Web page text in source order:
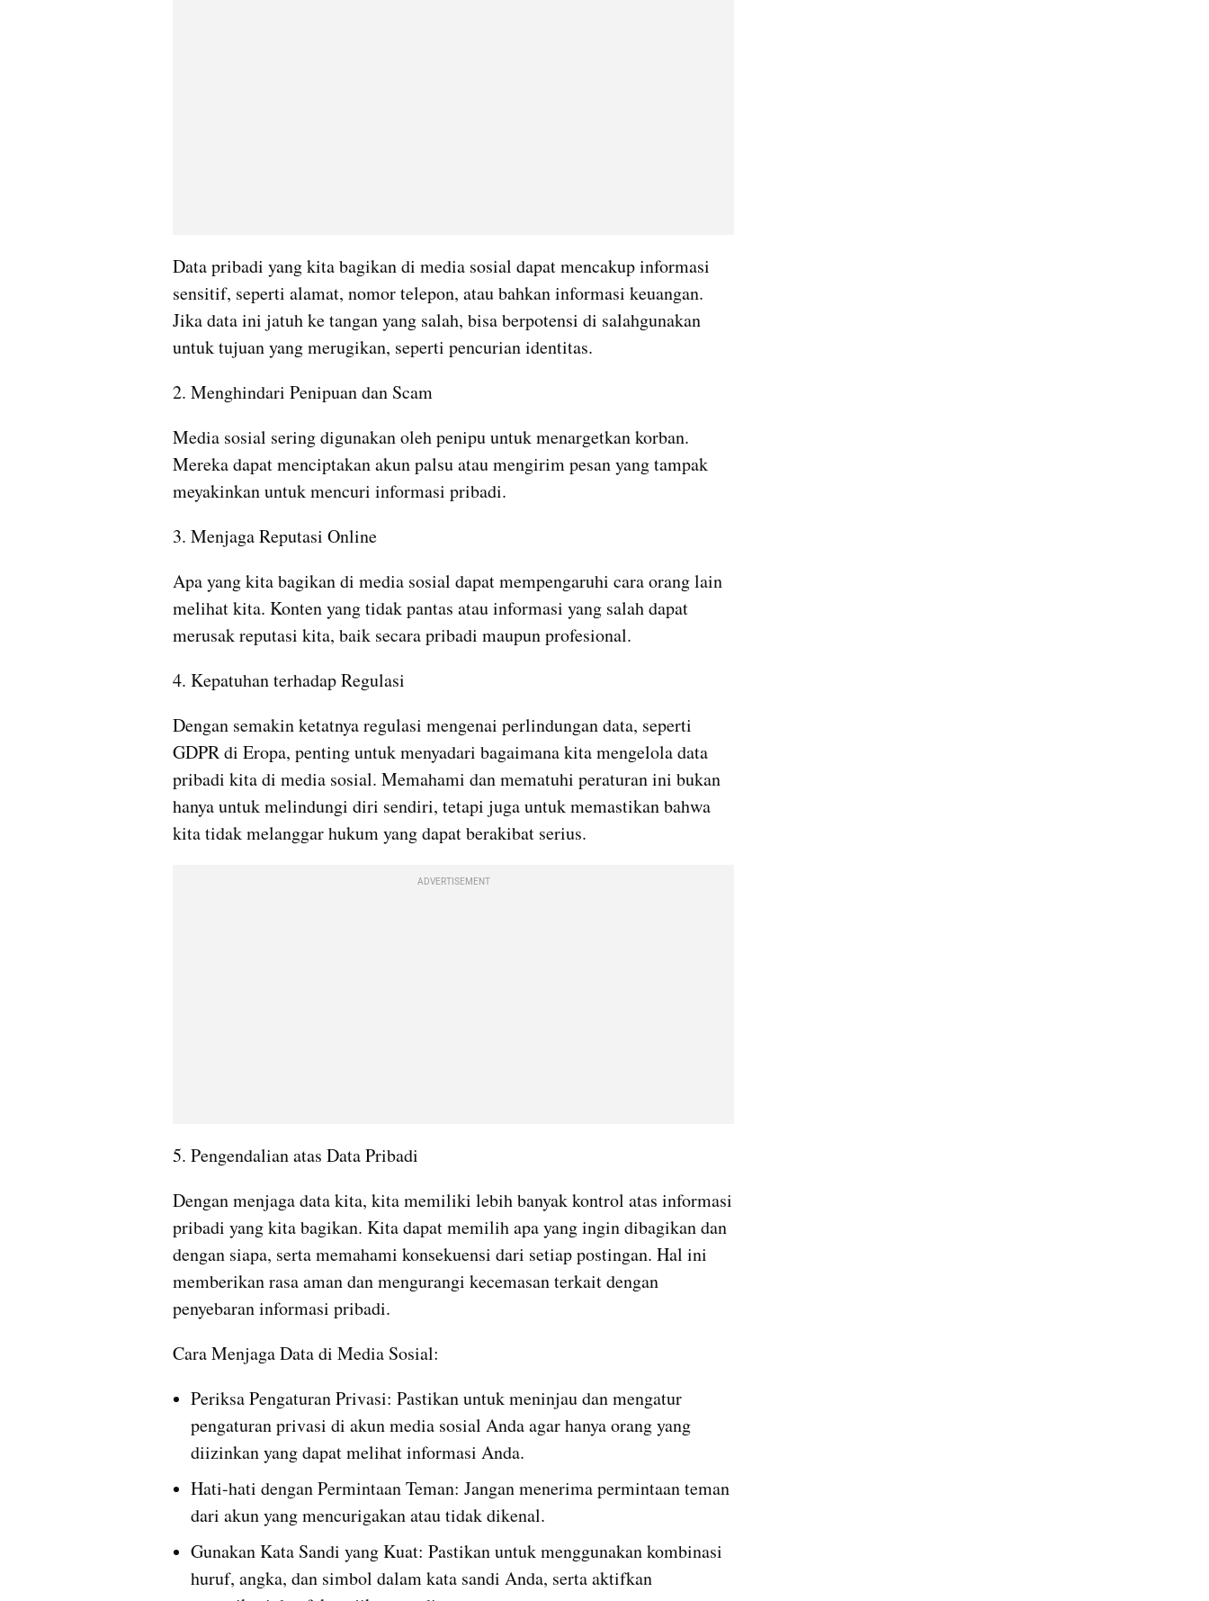
Data pribadi yang kita bagikan di media sosial dapat mencakup informasi
sensitif, seperti alamat, nomor telepon, atau bahkan informasi keuangan.
Jika data ini jatuh ke tangan yang salah, bisa berpotensi di salahgunakan
untuk tujuan yang merugikan, seperti pencurian identitas.
2. Menghindari Penipuan dan Scam
Media sosial sering digunakan oleh penipu untuk menargetkan korban.
Mereka dapat menciptakan akun palsu atau mengirim pesan yang tampak
meyakinkan untuk mencuri informasi pribadi.
3. Menjaga Reputasi Online
Apa yang kita bagikan di media sosial dapat mempengaruhi cara orang lain
melihat kita. Konten yang tidak pantas atau informasi yang salah dapat
merusak reputasi kita, baik secara pribadi maupun profesional.
4. Kepatuhan terhadap Regulasi
Dengan semakin ketatnya regulasi mengenai perlindungan data, seperti
GDPR di Eropa, penting untuk menyadari bagaimana kita mengelola data
pribadi kita di media sosial. Memahami dan mematuhi peraturan ini bukan
hanya untuk melindungi diri sendiri, tetapi juga untuk memastikan bahwa
kita tidak melanggar hukum yang dapat berakibat serius.
ADVERTISEMENT
5. Pengendalian atas Data Pribadi
Dengan menjaga data kita, kita memiliki lebih banyak kontrol atas informasi
pribadi yang kita bagikan. Kita dapat memilih apa yang ingin dibagikan dan
dengan siapa, serta memahami konsekuensi dari setiap postingan. Hal ini
memberikan rasa aman dan mengurangi kecemasan terkait dengan
penyebaran informasi pribadi.
Cara Menjaga Data di Media Sosial:
Periksa Pengaturan Privasi: Pastikan untuk meninjau dan mengatur
pengaturan privasi di akun media sosial Anda agar hanya orang yang
diizinkan yang dapat melihat informasi Anda.
Hati-hati dengan Permintaan Teman: Jangan menerima permintaan teman
dari akun yang mencurigakan atau tidak dikenal.
Gunakan Kata Sandi yang Kuat: Pastikan untuk menggunakan kombinasi
huruf, angka, dan simbol dalam kata sandi Anda, serta aktifkan